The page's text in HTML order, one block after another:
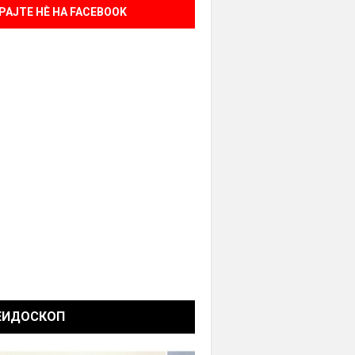
НÈ НА FACEBOOK